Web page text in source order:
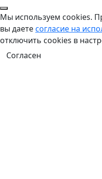
Мы используем cookies.
вы даетесогласие на
отключить cookies в
Согласен